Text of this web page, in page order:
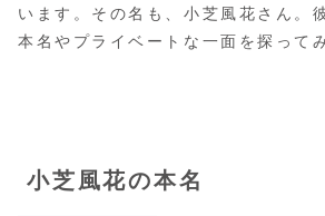
います。その名も、小芝風花さん。
本名やプライベートな一面を探って
小芝風花の本名